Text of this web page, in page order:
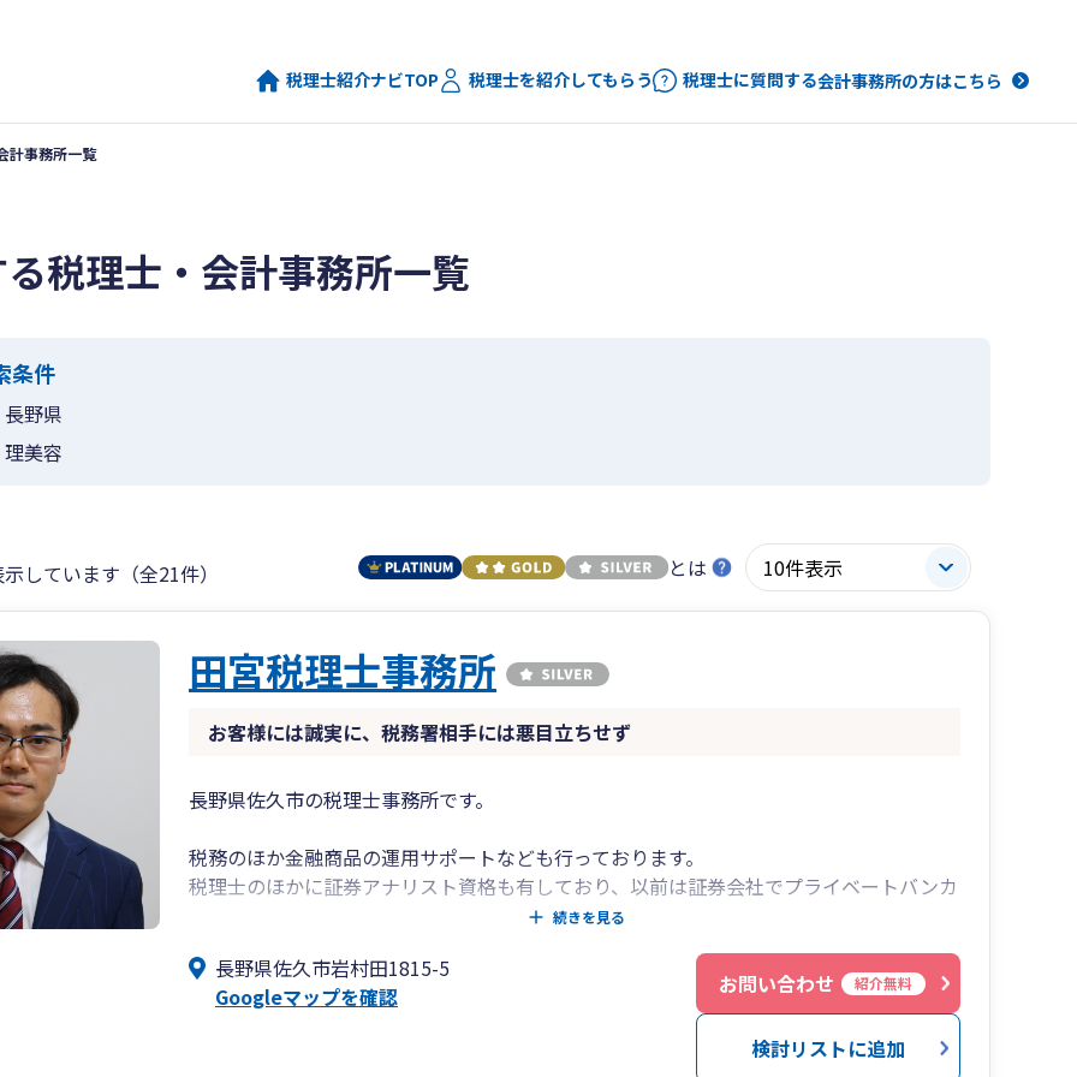
税理士紹介ナビTOP 税理士を紹介してもらう 税理士に質問する会計事務所の方はこちら
計事務所一覧
税理士・会計事務所一覧
条件
長野県
理美容
しています（全21件） とは
田宮税理士事務所
お客様には誠実に、税務署相手には悪目立ちせず
長野県佐久市の税理士事務所です。
税務のほか金融商品の運用サポートなども行っております。
税理士のほかに証券アナリスト資格も有しており、以前は証券会社でプライベートバンカ
税務については通常の法人申告・確定申告のほか相続・贈与・財産評価なども得意としま
す。
クラウド会計ソフトをメインで扱っており、全国どちらでも対応しております。
北陸新幹線佐久平駅や上信越道佐久インターからも近いため関東・信越・北陸エリアはお
続きを見る
長野県佐久市岩村田1815-5
Googleマップを確認
お問い合わせ 紹介無料
検討リストに追加